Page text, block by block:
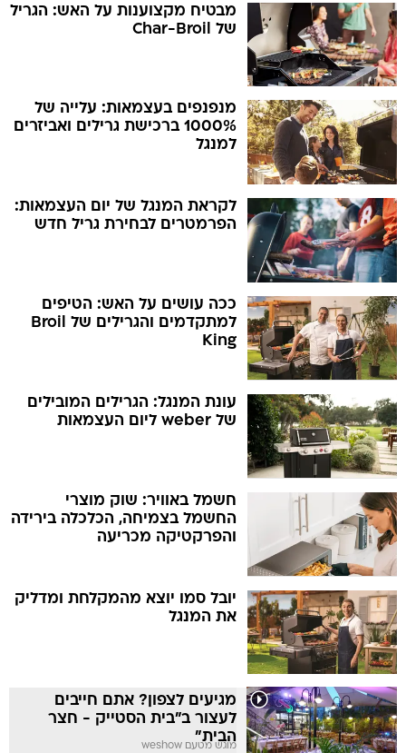
מבטיח מקצוענות על האש: הגריל
של Char-Broil
מנפנפים בעצמאות: עלייה של
1000% ברכישת גרילים ואביזרים
למנגל
לקראת המנגל של יום העצמאות:
הפרמטרים לבחירת גריל חדש
ככה עושים על האש: הטיפים
למתקדמים והגרילים של Broil
King
עונת המנגל: הגרילים המובילים
של weber ליום העצמאות
חשמל באוויר: שוק מוצרי
החשמל בצמיחה, הכלכלה בירידה
והפרקטיקה מכריעה
יובל סמו יוצא מהמקלחת ומדליק
את המנגל
מגיעים לצפון? אתם חייבים
לעצור ב"בית הסטייק - חצר
הבית"
מוגש מטעם weshow